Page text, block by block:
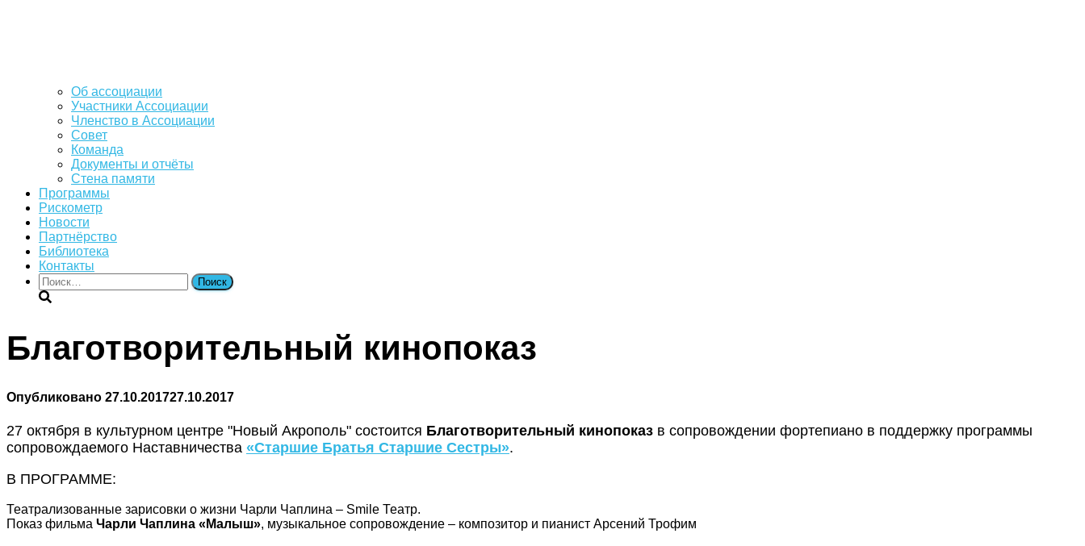
Об ассоциации
Участники Ассоциации
Членство в Ассоциации
Совет
Команда
Документы и отчёты
Стена памяти
Программы
Рискометр
Новости
Партнёрство
Библиотека
Контакты
Найти:
Благотворительный кинопоказ
Опубликовано 27.10.201727.10.2017
27 октября в культурном центре "Новый Акрополь" состоится Благотворительный кинопоказ в сопровождении фортепиано в поддержку программы
сопровождаемого Наставничества «Старшие Братья Старшие Сестры».
В ПРОГРАММЕ:
Театрализованные зарисовки о жизни Чарли Чаплина – Smile Театр.
Показ фильма Чарли Чаплина «Малыш», музыкальное сопровождение – композитор и пианист Арсений Трофим